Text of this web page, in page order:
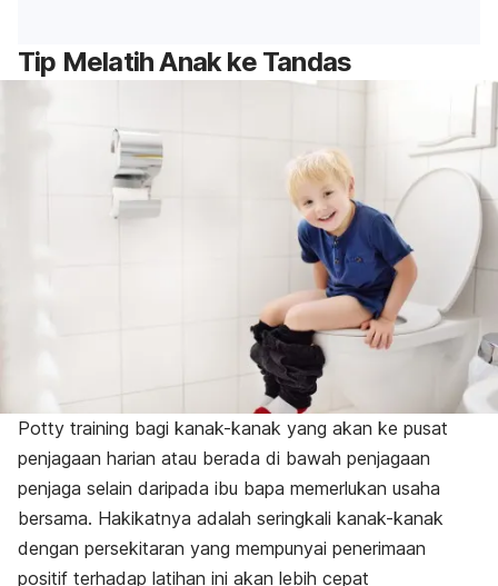
Tip Melatih Anak ke Tandas
Potty training bagi kanak-kanak yang akan ke pusat
penjagaan harian atau berada di bawah penjagaan
penjaga selain daripada ibu bapa memerlukan usaha
bersama. Hakikatnya adalah seringkali kanak-kanak
dengan persekitaran yang mempunyai penerimaan
positif terhadap latihan ini akan lebih cepat